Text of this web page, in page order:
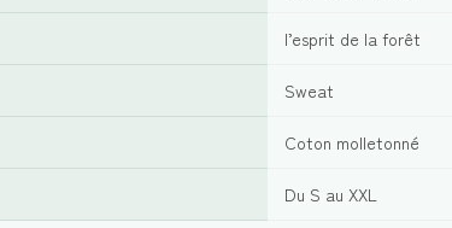
l’esprit de la forêt
Sweat
Coton molletonné
Du S au XXL